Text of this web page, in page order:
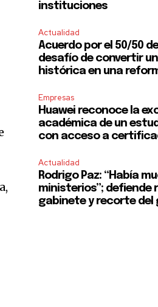
instituciones
Actualidad
Acuerdo por el 50/50
desafío de convertir
histórica en una
Empresas
Huawei reconoce la
académica de un
con acceso a
Actualidad
Rodrigo Paz: “Había
ministerios”; defiende
gabinete y recorte del